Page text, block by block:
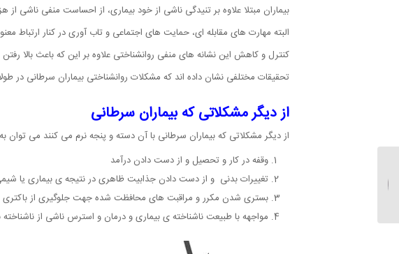
بیماران مبتلا علاوه بر تنیدگی ناشی از خود بیماری، از احساست منفی ناشی
البته مهارت های مقابله ای، حمایت های اجتماعی و تاب آوری در کنار ارتباط
کنترل و کاهش این نشانه های منفی روانشناختی علاوه بر این که باعث بالا
تحقیقات مختلفی نشان داده اند که مشکلات روانشناختی بیماران سرطانی
از دیگر مشکلاتی که بیماران سرطانی
از دیگر مشکلاتی که بیماران سرطانی با آن دسته و پنجه نرم می کنند می توان به
وقفه در کار و تحصیل و از دست دادن درآمد
تغییرات بدنی و از دست دادن جذابیت ظاهری در نتیجه ی بیماری یا
بستری شدن مکرر و مراقبت های محافظت شده جهت جلوگیری از باکتری
مواجهه با طبیعت ناشناخته ی بیماری و درمان و استرس ناشی از
ازدواج از راه دور